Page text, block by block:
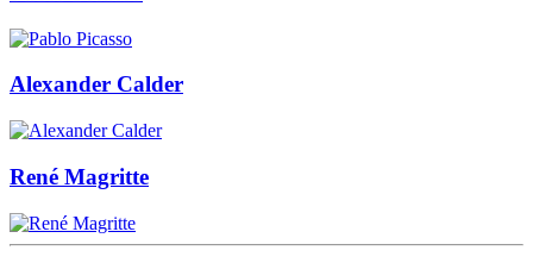
Alexander Calder
René Magritte